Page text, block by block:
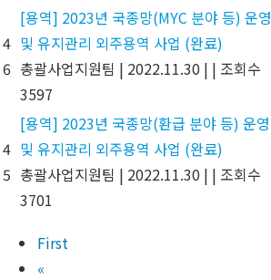
4
6
[용역] 2023년 국종망(MYC 분야 등) 운영
및 유지관리 외주용역 사업 (완료)
총괄사업지원팀 | 2022.11.30 | | 조회수
3597
4
5
[용역] 2023년 국종망(환급 분야 등) 운영
및 유지관리 외주용역 사업 (완료)
총괄사업지원팀 | 2022.11.30 | | 조회수
3701
First
«